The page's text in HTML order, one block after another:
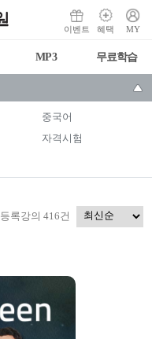
이벤트 혜택 MY
MP3 무료학습
중국어
자격시험
등록강의 416건